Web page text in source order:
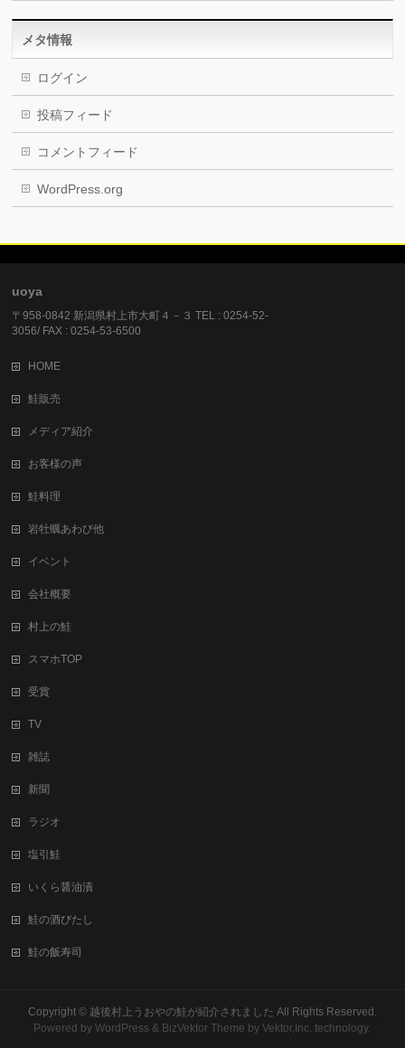
メタ情報
ログイン
投稿フィード
コメントフィード
WordPress.org
uoya
〒958-0842 新潟県村上市大町４－３ TEL : 0254-52-
3056/ FAX : 0254-53-6500
HOME
鮭販売
メディア紹介
お客様の声
鮭料理
岩牡蠣あわび他
イベント
会社概要
村上の鮭
スマホTOP
受賞
TV
雑誌
新聞
ラジオ
塩引鮭
いくら醤油漬
鮭の酒びたし
鮭の飯寿司
Copyright © 越後村上うおやの鮭が紹介されました All Rights Reserved.
Powered byWordPress & BizVektor Theme by Vektor,Inc. technology.